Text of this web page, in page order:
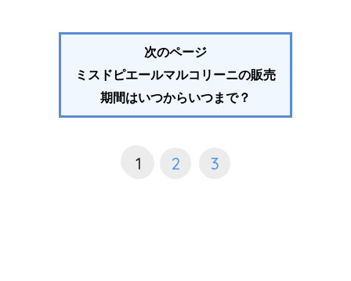
次のページ
ミスドピエールマルコリーニの販売
期間はいつからいつまで？
1 2 3